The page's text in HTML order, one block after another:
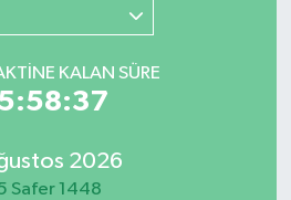
KALAN SÜRE
2026
Safer 1448
ve Fikstür